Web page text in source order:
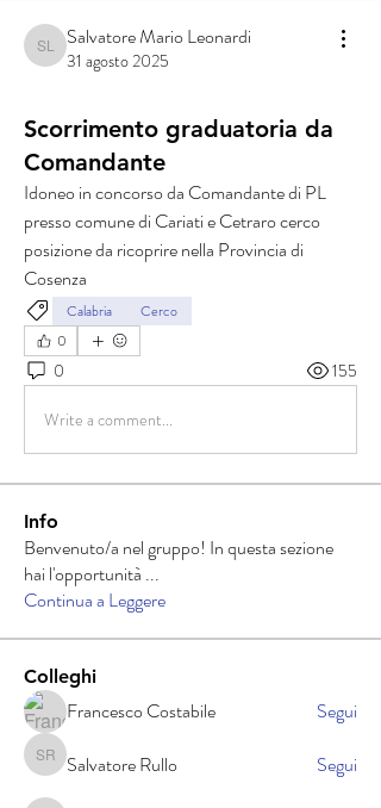
Salvatore Mario Leonardi
Salvatore Mario Leonardi
31 agosto 2025
Scorrimento graduatoria da
Comandante
Idoneo in concorso da Comandante di PL
presso comune di Cariati e Cetraro cerco
posizione da ricoprire nella Provincia di
Cosenza
Calabria
Cerco
0
0 155
Write a comment...
Info
Benvenuto/a nel gruppo! In questa sezione
hai l'opportunità ...
Continua a Leggere
Colleghi
Francesco Costabile Segui
Salvatore Rullo
Salvatore Rullo Segui